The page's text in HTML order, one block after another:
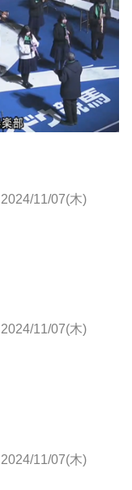
2024/11/07(木)
2024/11/07(木)
2024/11/07(木)